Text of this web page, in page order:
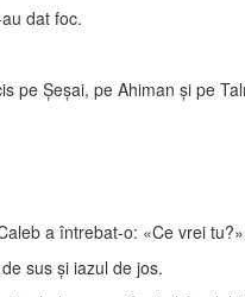
dat foc.
pe Şeşai, pe Ahiman şi pe
a întrebat-o: «Ce vrei tu?»
sus şi iazul de jos.